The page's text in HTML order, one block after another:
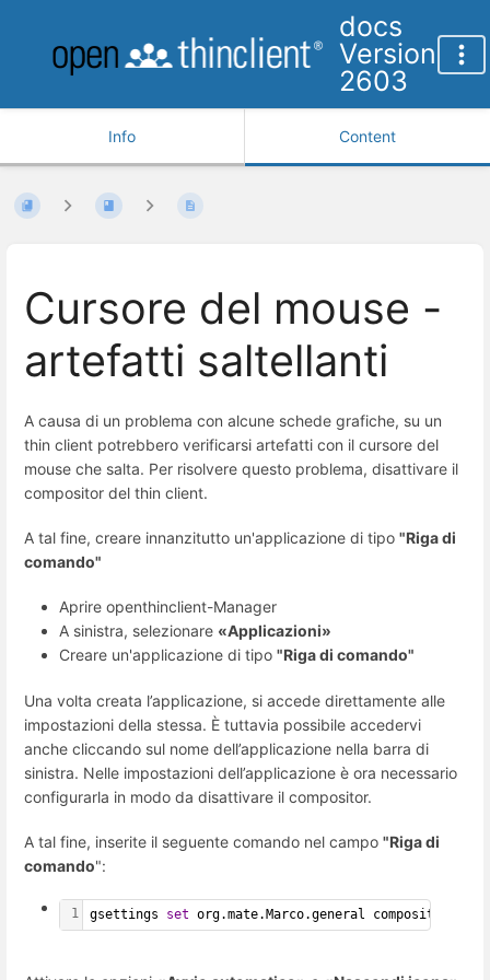
docs
Version
2603
Info Content
Cursore del mouse -
artefatti saltellanti
A causa di un problema con alcune schede grafiche, su un
thin client potrebbero verificarsi artefatti con il cursore del
mouse che salta. Per risolvere questo problema, disattivare il
compositor del thin client.
A tal fine, creare innanzitutto un'applicazione di tipo "Riga di
comando"
Aprire openthinclient-Manager
A sinistra, selezionare «Applicazioni»
Creare un'applicazione di tipo "Riga di comando"
Una volta creata l’applicazione, si accede direttamente alle
impostazioni della stessa. È tuttavia possibile accedervi
anche cliccando sul nome dell’applicazione nella barra di
sinistra. Nelle impostazioni dell’applicazione è ora necessario
configurarla in modo da disattivare il compositor.
A tal fine, inserite il seguente comando nel campo "Riga di
comando":
1 gsettings set org.mate.Marco.general compositing-